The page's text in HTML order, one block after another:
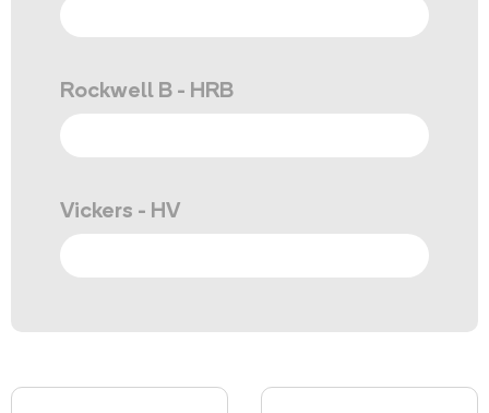
Rockwell B - HRB
Vickers - HV